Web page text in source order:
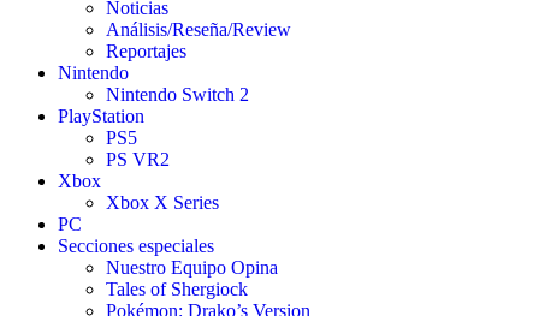
Noticias
Análisis/Reseña/Review
Reportajes
Nintendo
Nintendo Switch 2
PlayStation
PS5
PS VR2
Xbox
Xbox X Series
PC
Secciones especiales
Nuestro Equipo Opina
Tales of Shergiock
Pokémon: Drako’s Version